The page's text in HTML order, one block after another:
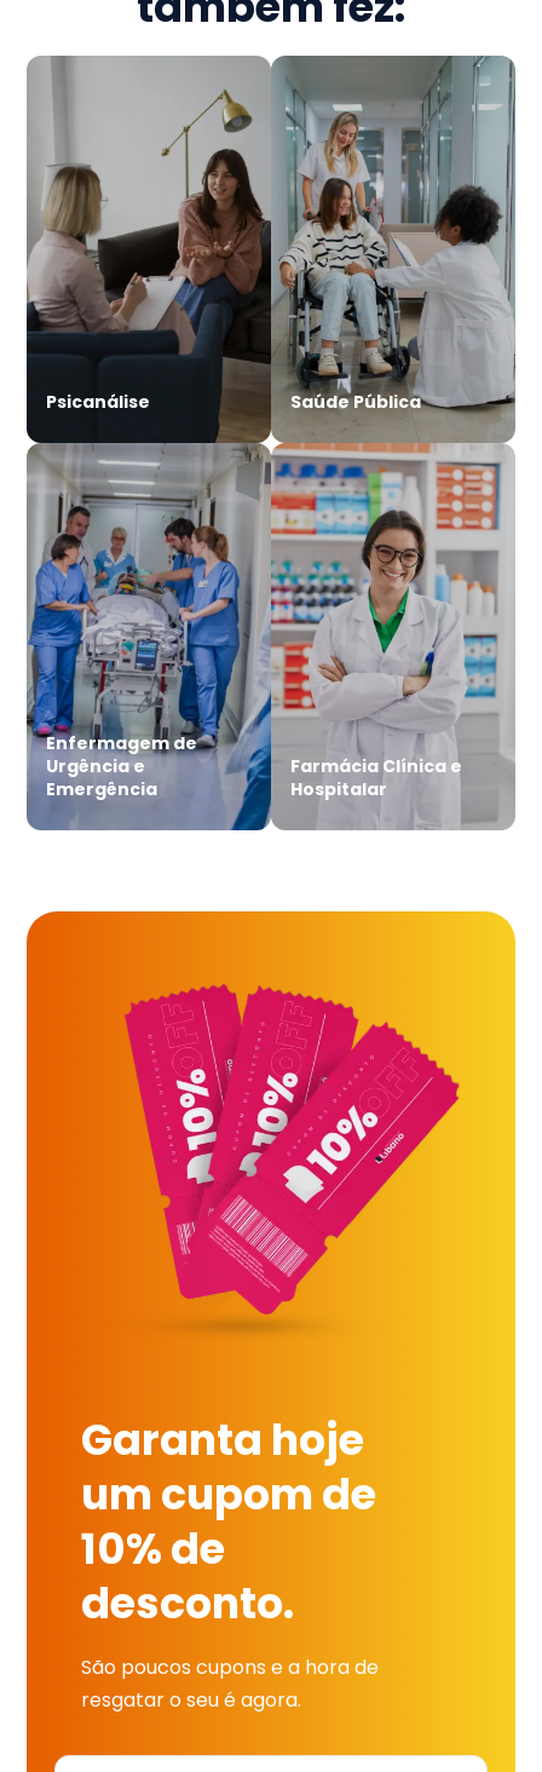
Psicanálise Saúde Pública
Enfermagem de
Urgência e
Emergência
Farmácia Clínica e
Hospitalar
Garanta hoje
um cupom de
10% de
desconto.
São poucos cupons e a hora de
resgatar o seu é agora.